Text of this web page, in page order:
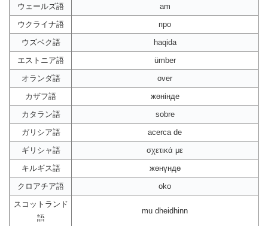
ウェールズ語
am
ウクライナ語
про
ウズベク語
haqida
エストニア語
ümber
オランダ語
over
カザフ語
жөнінде
カタラン語
sobre
ガリシア語
acerca de
ギリシャ語
σχετικά με
キルギス語
жөнүндө
クロアチア語
oko
スコットランド
語
mu dheidhinn